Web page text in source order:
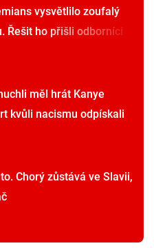
vysvětlilo zoufalý
Řešit ho přišli odborníci
měl hrát Kanye
kvůli nacismu odpískali
Chorý zůstává ve Slavii,